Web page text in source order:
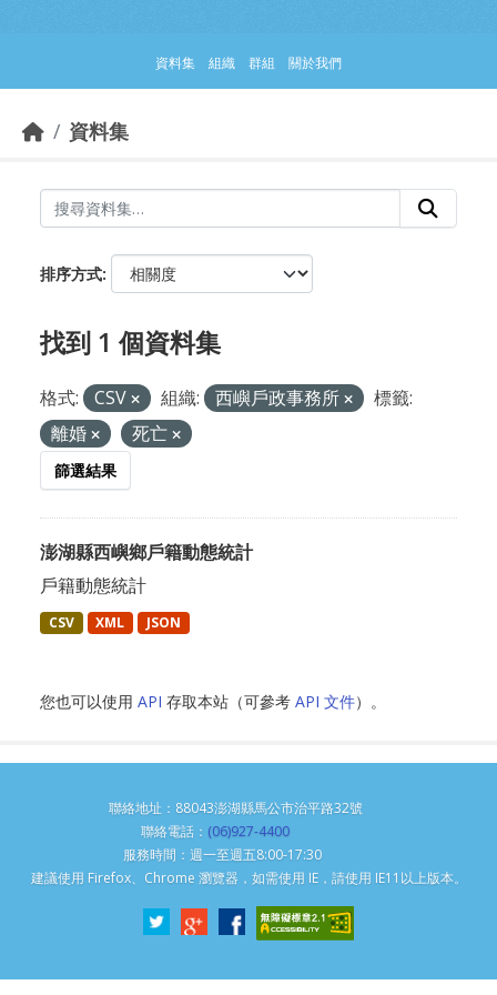
資料集 組織 群組 關於我們
資料集
排序方式
找到 1 個資料集
格式: CSV 組織: 西嶼戶政事務所
標籤:
離婚
死亡
篩選結果
澎湖縣西嶼鄉戶籍動態統計
戶籍動態統計
CSV XML JSON
您也可以使用 API 存取本站（可參考 API 文件）。
聯絡地址：88043澎湖縣馬公市治平路32號
聯絡電話： (06)927-4400
服務時間：週一至週五8:00-17:30
建議使用 Firefox、Chrome 瀏覽器，如需使用 IE，請使用 IE11以上版本。